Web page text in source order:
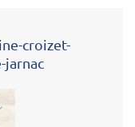
croizet-
jarnac